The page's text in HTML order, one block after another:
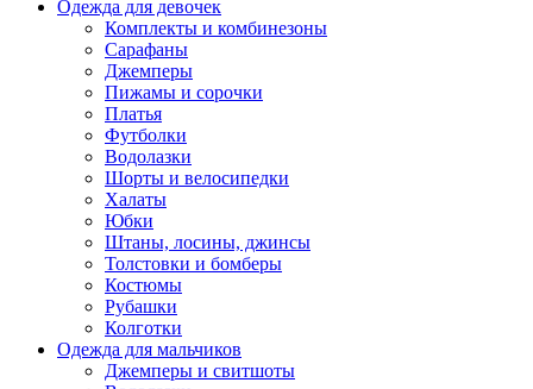
Одежда для девочек
Комплекты и комбинезоны
Сарафаны
Джемперы
Пижамы и сорочки
Платья
Футболки
Водолазки
Шорты и велосипедки
Халаты
Юбки
Штаны, лосины, джинсы
Толстовки и бомберы
Костюмы
Рубашки
Колготки
Одежда для мальчиков
Джемперы и свитшоты